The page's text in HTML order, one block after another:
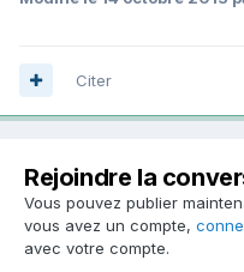
Citer
Rejoindre la
Vous pouvez publier
vous avez un compte,
avec votre compte.